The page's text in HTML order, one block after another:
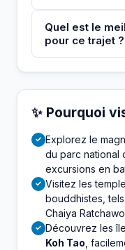
Quel est le
pour ce trajet ?
✨ Pourquoi
✓ Explorez le
du parc national
excursions en
✓ Visitez les
bouddhistes,
Chaiya
✓ Découvrez les
Koh Tao ,